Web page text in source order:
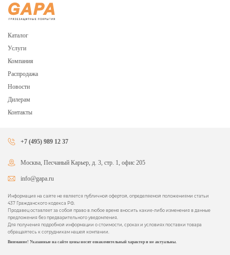
Каталог
Услуги
Компания
Распродажа
Новости
Дилерам
Контакты
Информация на сайте не является публичной офертой, определяемой положениями статьи
437 Гражданского кодекса РФ.
Продавец оставляет за собой право в любое время вносить какие-либо изменения в данные
предложения без предварительного уведомления.
Для получения подробной информации о стоимости, сроках и условиях поставки товара
обращайтесь к сотрудникам нашей компании.
Внимание! Указанные на сайте цены носят ознакомительный характер и не актуальны.
+7 (495) 989 12 37
Москва, Песчаный Карьер, д. 3, стр. 1, офис 205
info@gapa.ru